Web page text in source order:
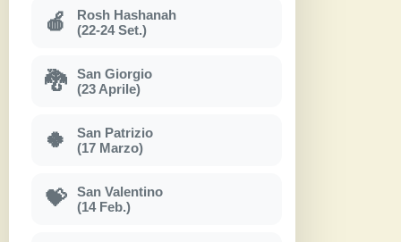
🍎
Rosh Hashanah
(22-24 Set.)
🐉
San Giorgio
(23 Aprile)
🍀
San Patrizio
(17 Marzo)
💝
San Valentino
(14 Feb.)